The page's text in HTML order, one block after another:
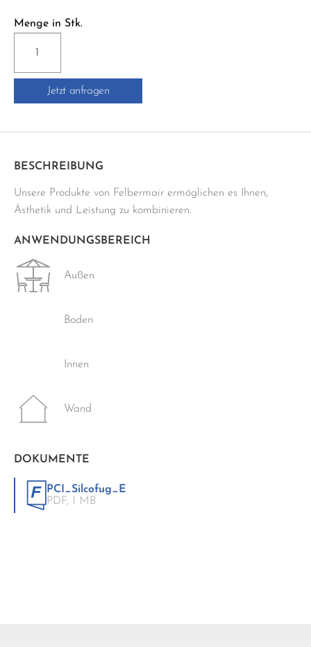
Menge in Stk.
SILCOFUG
E
Jetzt anfragen
BESCHREIBUNG
Unsere Produkte von Felbermair ermöglichen es Ihnen,
Ästhetik und Leistung zu kombinieren.
ANWENDUNGSBEREICH
Außen
Boden
Innen
Wand
DOKUMENTE
PCI_Silcofug_E
PDF, 1 MB